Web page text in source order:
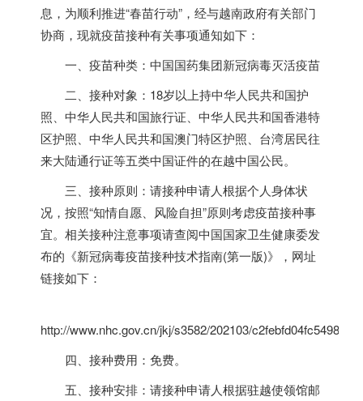
息，为顺利推进“春苗行动”，经与越南政府有关部门
协商，现就疫苗接种有关事项通知如下：
一、疫苗种类：中国国药集团新冠病毒灭活疫苗
二、接种对象：18岁以上持中华人民共和国护
照、中华人民共和国旅行证、中华人民共和国香港特
区护照、中华人民共和国澳门特区护照、台湾居民往
来大陆通行证等五类中国证件的在越中国公民。
三、接种原则：请接种申请人根据个人身体状
况，按照“知情自愿、风险自担”原则考虑疫苗接种事
宜。相关接种注意事项请查阅中国国家卫生健康委发
布的《新冠病毒疫苗接种技术指南(第一版)》，网址
链接如下：
http://www.nhc.gov.cn/jkj/s3582/202103/
四、接种费用：免费。
五、接种安排：请接种申请人根据驻越使领馆邮